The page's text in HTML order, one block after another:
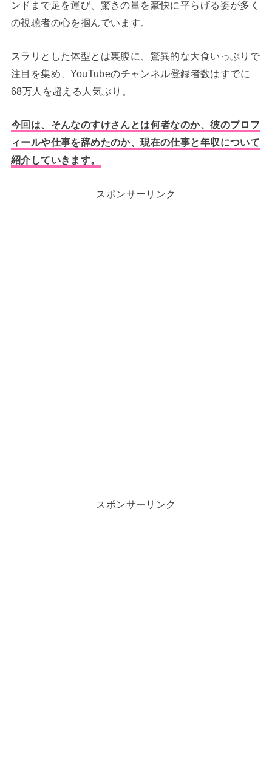
ンドまで足を運び、驚きの量を豪快に平らげる姿が多く
の視聴者の心を掴んでいます。
スラリとした体型とは裏腹に、驚異的な大食いっぷりで
注目を集め、YouTubeのチャンネル登録者数はすでに
68万人を超える人気ぶり。
今回は、そんなのすけさんとは何者なのか、彼のプロフ
ィールや仕事を辞めたのか、現在の仕事と年収について
紹介していきます。
スポンサーリンク
スポンサーリンク